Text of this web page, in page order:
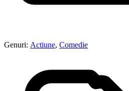
Genuri: Actiune, Comedie